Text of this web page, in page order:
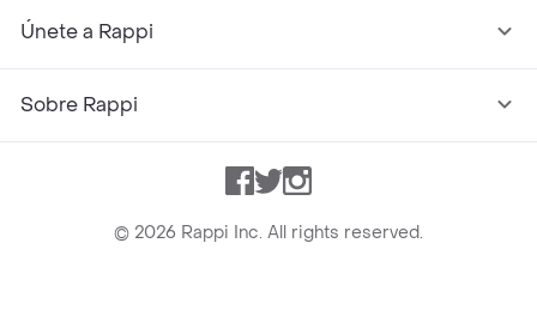
Únete a Rappi
Sobre Rappi
Facebook
TwitterInstagram
© 2026 Rappi Inc. All rights reserved.